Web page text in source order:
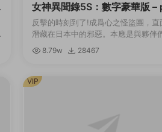
女神異聞錄5S：數字豪華版 –
rsona 5 Strikers: Digital
Edition
反擊的時刻到了!成爲心之怪盜團，直
潛藏在日本中的邪惡。本應是與夥伴
樂的夏季旅行，卻與扭曲的現實一同
劇變……揭露真相，奪回在事件中心
8.79w 28467
VIP